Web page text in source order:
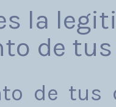
la
de
de tus